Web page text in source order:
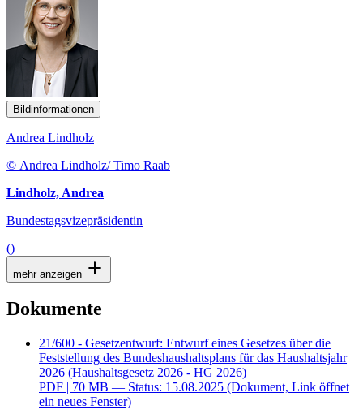
Bildinformationen
Andrea Lindholz
© Andrea Lindholz/ Timo Raab
Lindholz, Andrea
Bundestagsvizepräsidentin
()
mehr anzeigen
Dokumente
21/600 - Gesetzentwurf: Entwurf eines Gesetzes über die
Feststellung des Bundeshaushaltsplans für das Haushaltsjahr
2026 (Haushaltsgesetz 2026 - HG 2026)
PDF | 70 MB — Status: 15.08.2025 (Dokument, Link öffnet
ein neues Fenster)